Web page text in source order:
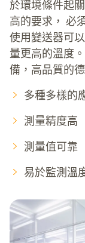
於環境條件起
高的要求， 必
使用變送器可
量更高的溫度
備，高品質的
多種多樣的
測量精度高
測量值可靠
易於監測溫